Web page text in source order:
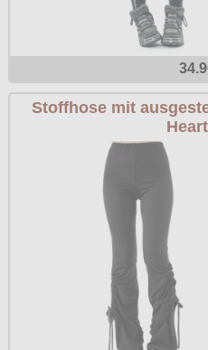
Warrior
Stoffhose mit